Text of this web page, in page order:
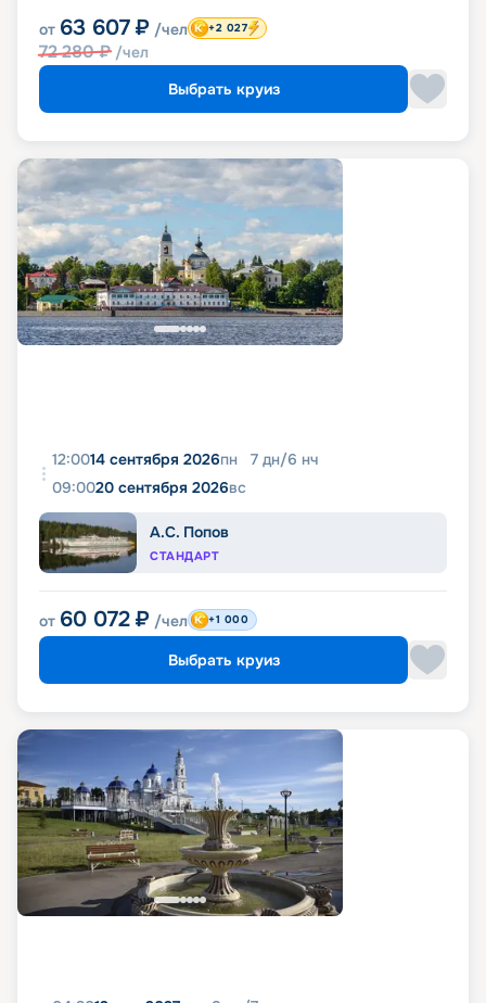
от 63 607 ₽ /чел
72 280₽ /чел
+2 027
Выбрать круиз
12:0014 сентября 2026пн 7 дн/6 нч
09:0020 сентября 2026вс
А.С. Попов
СТАНДАРТ
от 60 072 ₽ /чел +1 000
Выбрать круиз